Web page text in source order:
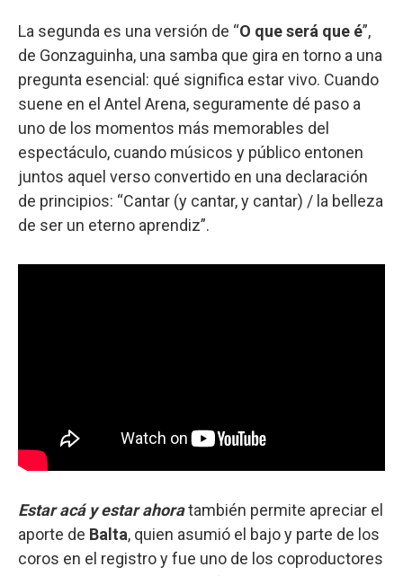
La segunda es una versión de “O que será que é”,
de Gonzaguinha, una samba que gira en torno a una
pregunta esencial: qué significa estar vivo. Cuando
suene en el Antel Arena, seguramente dé paso a
uno de los momentos más memorables del
espectáculo, cuando músicos y público entonen
juntos aquel verso convertido en una declaración
de principios: “Cantar (y cantar, y cantar) / la belleza
de ser un eterno aprendiz”.
Estar acá y estar ahoratambién permite apreciar el
aporte de Balta, quien asumió el bajo y parte de los
coros en el registro y fue uno de los coproductores